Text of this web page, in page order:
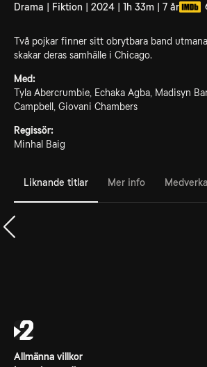
Drama | Fiktion | 2024 | 1h 33m | 7 år
Två pojkar finner sitt obrytbara band
skakar deras samhälle i Chicago.
Med:
Tyla Abercrumbie, Echaka Agba, Madisyn
Campbell, Giovani Chambers
Regissör:
Minhal Baig
Liknande titlar Mer info
Allmänna villkor